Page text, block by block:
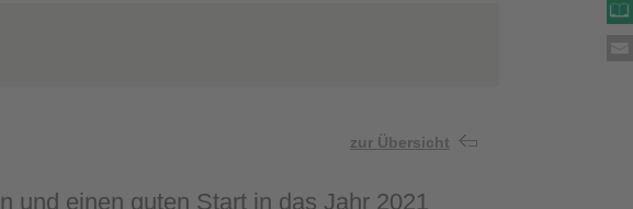
zur Übersicht
und einen guten Start in das Jahr 2021